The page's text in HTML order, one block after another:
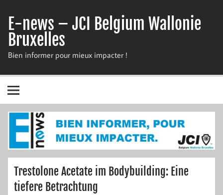
content
E-news – JCI Belgium Wallonie
Bruxelles
Bien informer pour mieux impacter !
Trestolone Acetate im Bodybuilding: Eine
tiefere Betrachtung